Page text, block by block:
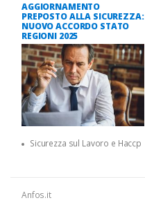
AGGIORNAMENTO
PREPOSTO ALLA SICUREZZA:
NUOVO ACCORDO STATO
REGIONI 2025
Sicurezza sul Lavoro e Haccp
Anfos.it